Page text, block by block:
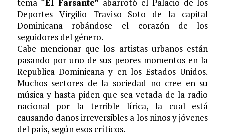
tema “El Farsante” abarrotó el Palacio de los
Deportes Virgilio Traviso Soto de la capital
Dominicana robándose el corazón de los
seguidores del género.
Cabe mencionar que los artistas urbanos están
pasando por uno de sus peores momentos en la
Republica Dominicana y en los Estados Unidos.
Muchos sectores de la sociedad no cree en su
música y hasta piden que sea vetada de la radio
nacional por la terrible lírica, la cual está
causando daños irreversibles a los niños y jóvenes
del país, según esos críticos.